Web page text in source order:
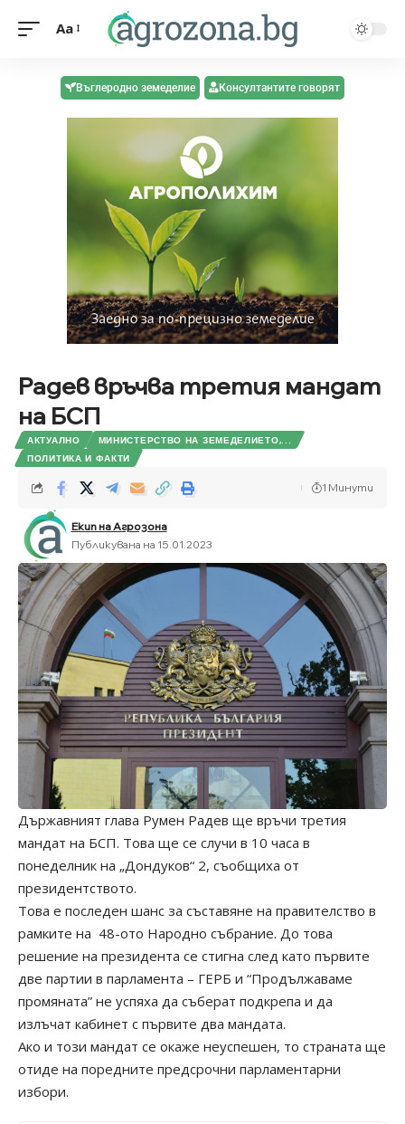
Aa
Въглеродно земеделие Консултантите говорят
Радев връчва третия мандат
на БСП
АКТУАЛНО
МИНИСТЕРСТВО НА ЗЕМЕДЕЛИЕТО,...
ПОЛИТИКА И ФАКТИ
Екип на Агрозона
Публикувана на 15.01.2023
1 Минути
Държавният глава Румен Радев ще връчи третия
мандат на БСП. Това ще се случи в 10 часа в
понеделник на „Дондуков“ 2, съобщиха от
президентството.
Това е последен шанс за съставяне на правителство в
рамките на 48-ото Народно събрание. До това
решение на президента се стигна след като първите
две партии в парламента – ГЕРБ и “Продължаваме
промяната” не успяха да съберат подкрепа и да
излъчат кабинет с първите два мандата.
Ако и този мандат се окаже неуспешен, то страната ще
отиде на поредните предсрочни парламентарни
избори.